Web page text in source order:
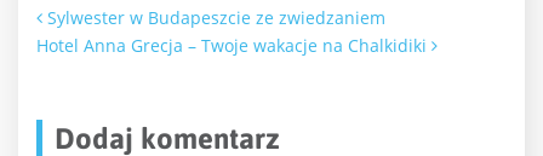
Nawigacja po artykułach
Sylwester w Budapeszcie ze zwiedzaniem
Hotel Anna Grecja – Twoje wakacje na Chalkidiki
Dodaj komentarz